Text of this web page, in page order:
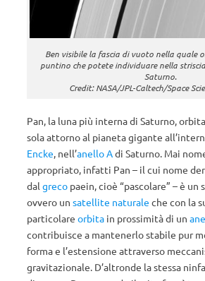
Ben visibile la fascia di vuoto nella quale
puntino che potete individuare nella
Saturno.
Credit: NASA/JPL-Caltech/Space
Pan, la luna più interna di Saturno,
sola attorno al pianeta gigante
Encke, nell’anello Adi Saturno. Mai
appropriato, infatti Pan – il cui nome
dal greco paein, cioè “pascolare” – è
ovvero un satellite naturale che con la
particolare orbita in prossimità di un
contribuisce a mantenerlo stabile pur
forma e l’estensione attraverso
gravitazionale. D’altronde la stessa